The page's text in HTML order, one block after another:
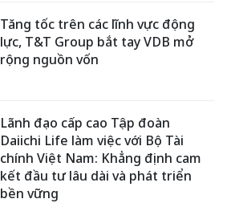
Tăng tốc trên các lĩnh vực động
lực, T&T Group bắt tay VDB mở
rộng nguồn vốn
Lãnh đạo cấp cao Tập đoàn
Daiichi Life làm việc với Bộ Tài
chính Việt Nam: Khẳng định cam
kết đầu tư lâu dài và phát triển
bền vững